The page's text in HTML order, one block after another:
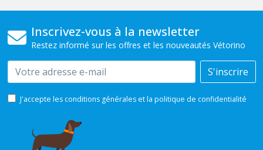
Inscrivez-vous à la newsletter
Restez informé sur les offres et les nouveautés Vétorino
Email S'inscrire
J'accepte les conditions générales et la politique de confidentialité